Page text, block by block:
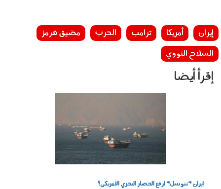
إيران أمريكا ترامب الحرب
مضيق هرمز
السلاح النووي
إقرأ أيضا
إيران "تتوسل" لرفع الحصار البحري الأمريكي؟